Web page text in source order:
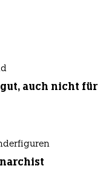
auch nicht für